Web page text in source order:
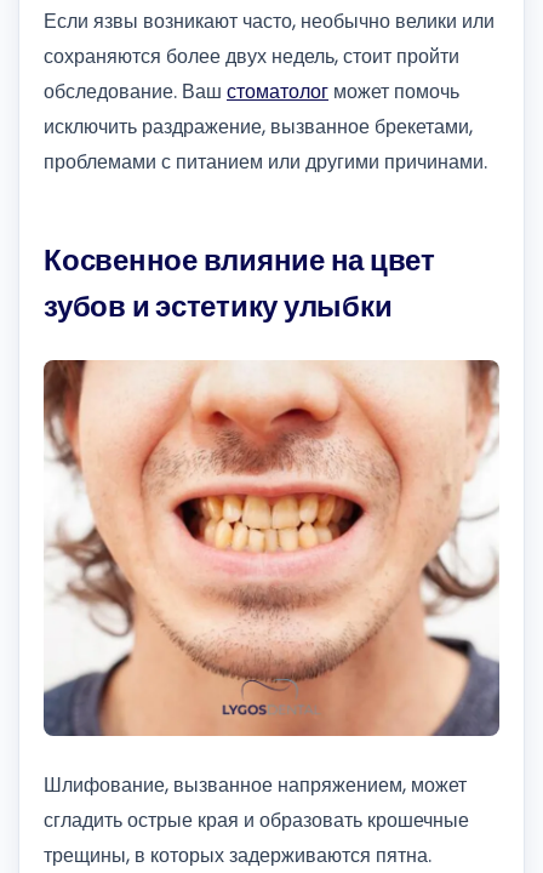
Если язвы возникают часто, необычно велики или
сохраняются более двух недель, стоит пройти
обследование. Ваш стоматолог может помочь
исключить раздражение, вызванное брекетами,
проблемами с питанием или другими причинами.
Косвенное влияние на цвет
зубов и эстетику улыбки
Шлифование, вызванное напряжением, может
сгладить острые края и образовать крошечные
трещины, в которых задерживаются пятна.